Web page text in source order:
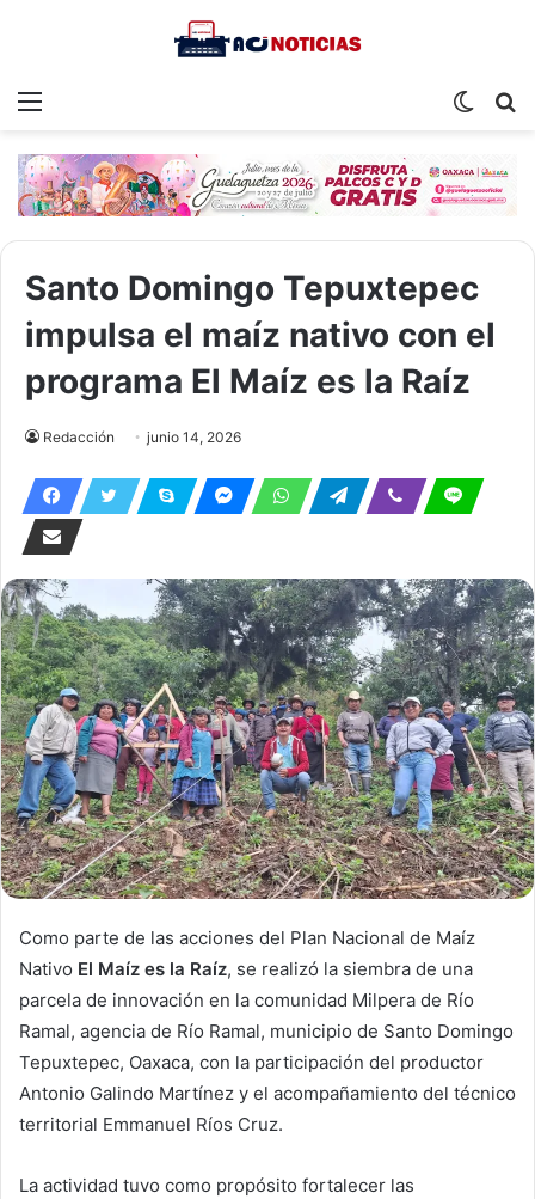
Menu
Switch
Santo Domingo Tepuxtepec
impulsa el maíz nativo con el
programa El Maíz es la Raíz
Redacción junio 14, 2026
Como parte de las acciones del Plan Nacional de Maíz
Nativo El Maíz es la Raíz, se realizó la siembra de una
parcela de innovación en la comunidad Milpera de Río
Ramal, agencia de Río Ramal, municipio de Santo Domingo
Tepuxtepec, Oaxaca, con la participación del productor
Antonio Galindo Martínez y el acompañamiento del técnico
territorial Emmanuel Ríos Cruz.
La actividad tuvo como propósito fortalecer las